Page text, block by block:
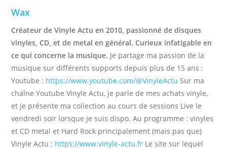
Wax
Créateur de Vinyle Actu en 2010, passionné de disques
vinyles, CD, et de metal en général. Curieux infatigable en
ce qui concerne la musique. Je partage ma passion de la
musique sur différents supports depuis plus de 15 ans :
Youtube : https://www.youtube.com/@VinyleActu Sur ma
chaîne Youtube Vinyle Actu, je parle de mes achats vinyle,
et je présente ma collection au cours de sessions Live le
vendredi soir lorsque je suis dispo. Au programme : vinyles
et CD metal et Hard Rock principalement (mais pas que)
Vinyle Actu : https://www.vinyle-actu.fr Le site sur lequel